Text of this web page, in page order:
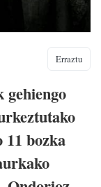
Erraztu
gehiengo
11 bozka